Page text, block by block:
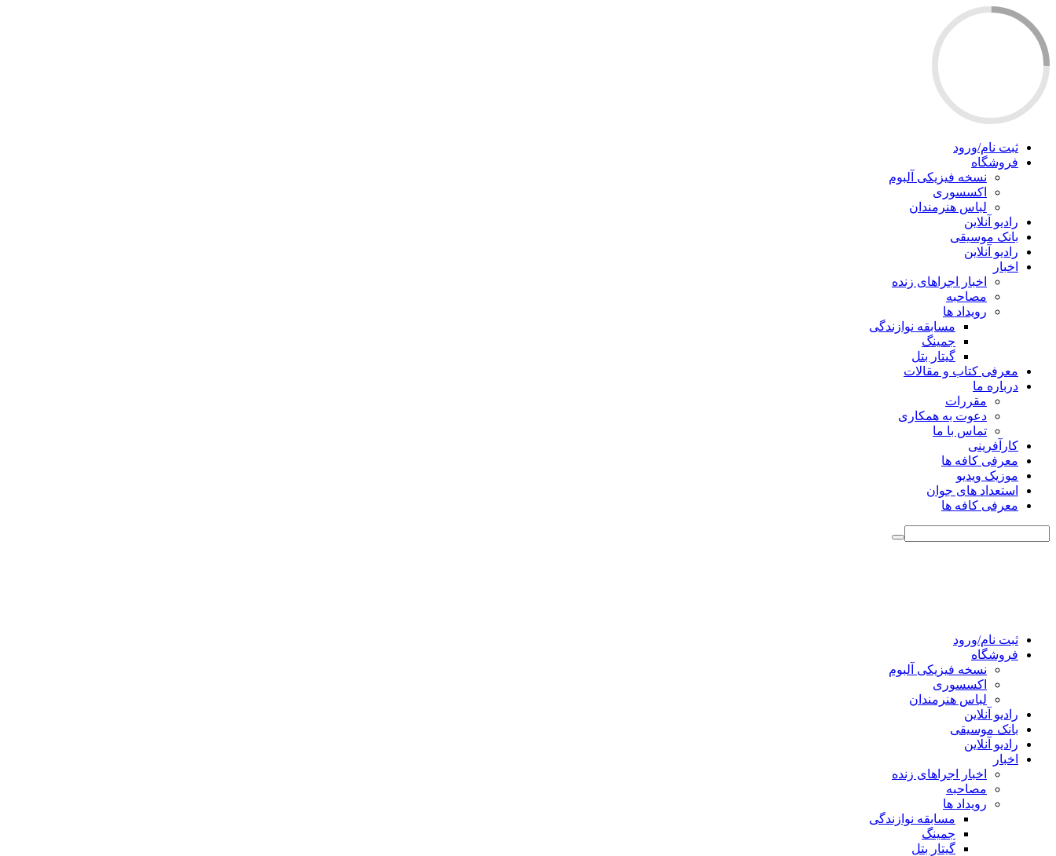
ثبت نام/ورود
فروشگاه
نسخه فیزیکی آلبوم
اکسسوری
لباس هنرمندان
رادیو آنلاین
بانک موسیقی
رادیو آنلاین
اخبار
اخبار اجراهای زنده
مصاحبه
رویداد ها
مسابقه نوازندگی
جمینگ
گیتار بتل
معرفی کتاب و مقالات
درباره ما
مقررات
دعوت به همکاری
تماس با ما
کارآفرینی
معرفی کافه ها
موزیک ویدیو
استعداد های جوان
معرفی کافه ها
ثبت نام/ورود
فروشگاه
نسخه فیزیکی آلبوم
اکسسوری
لباس هنرمندان
رادیو آنلاین
بانک موسیقی
رادیو آنلاین
اخبار
اخبار اجراهای زنده
مصاحبه
رویداد ها
مسابقه نوازندگی
جمینگ
گیتار بتل